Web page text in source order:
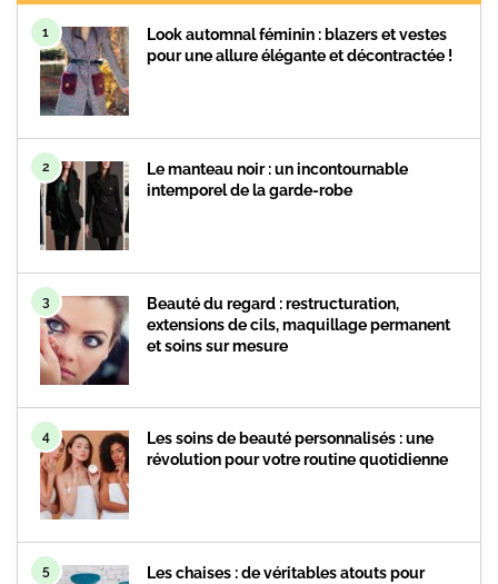
1
Look automnal féminin : blazers et vestes
pour une allure élégante et décontractée !
2
Le manteau noir : un incontournable
intemporel de la garde-robe
3
Beauté du regard : restructuration,
extensions de cils, maquillage permanent
et soins sur mesure
4
Les soins de beauté personnalisés : une
révolution pour votre routine quotidienne
5
Les chaises : de véritables atouts pour